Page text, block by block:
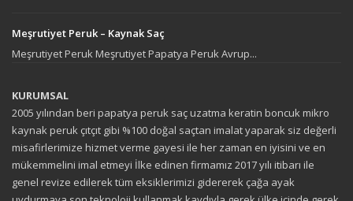
Meşrutiyet Peruk – Kaynak Saç
Meşrutiyet Peruk Meşrutiyet Papatya Peruk Avrup...
KURUMSAL
2005 yılından beri papatya peruk saç uzatma keratin boncuk mikro
kaynak peruk çıtçıt gibi %100 doğal saçtan imalat yaparak siz değerli
misafirlerimize hizmet verme gayesi ile her zaman en iyisini ve en
mükemmelini imal etmeyi İlke edinen firmamız 2017 yılı itibarı ile
genel revize edilerek tüm eksiklerimizi gidererek çağa ayak